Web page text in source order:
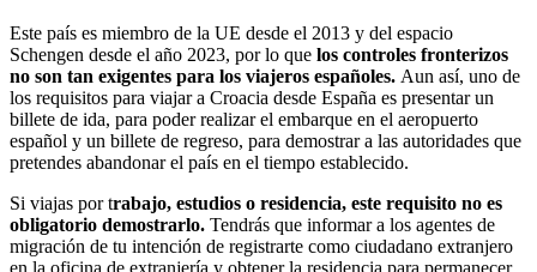
Este país es miembro de la UE desde el 2013 y del espacio
Schengen desde el año 2023, por lo que los controles fronterizos
no son tan exigentes para los viajeros españoles. Aun así, uno de
los requisitos para viajar a Croacia desde España es presentar un
billete de ida, para poder realizar el embarque en el aeropuerto
español y un billete de regreso, para demostrar a las autoridades que
pretendes abandonar el país en el tiempo establecido.
Si viajas por trabajo, estudios o residencia, este requisito no es
obligatorio demostrarlo. Tendrás que informar a los agentes de
migración de tu intención de registrarte como ciudadano extranjero